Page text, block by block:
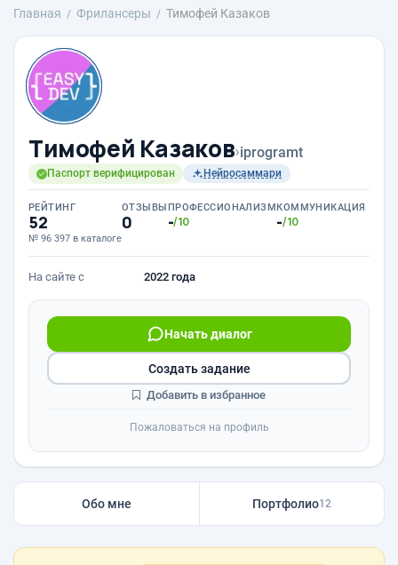
Главная Фрилансеры Тимофей Казаков
Тимофей Казаков›iprogramt
Паспорт верифицирован Нейросаммари
РЕЙТИНГ
52
№ 96 397 в каталоге
ОТЗЫВЫ
0
ПРОФЕССИОНАЛИЗМ
-/10
КОММУНИКАЦИЯ
-/10
На сайте с 2022 года
Начать диалог
Создать задание
Добавить в избранное
Пожаловаться на профиль
Обо мне Портфолио12